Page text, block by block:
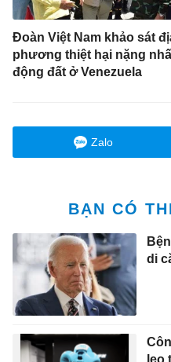
Đoàn Việt Nam khảo sát
phương thiệt hại nặng
động đất ở Venezuela
Zalo
BẠN CÓ
di